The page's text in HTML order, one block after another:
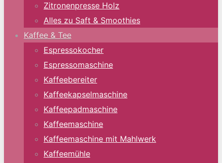
Zitronenpresse Holz
Alles zu Saft & Smoothies
Kaffee & Tee
Espressokocher
Espressomaschine
Kaffeebereiter
Kaffeekapselmaschine
Kaffeepadmaschine
Kaffeemaschine
Kaffeemaschine mit Mahlwerk
Kaffeemühle